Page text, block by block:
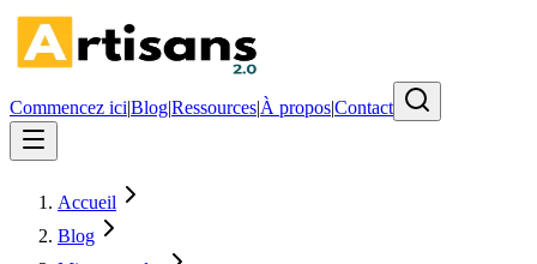
Commencez ici|Blog|Ressources|À propos|Contact
Accueil
Blog